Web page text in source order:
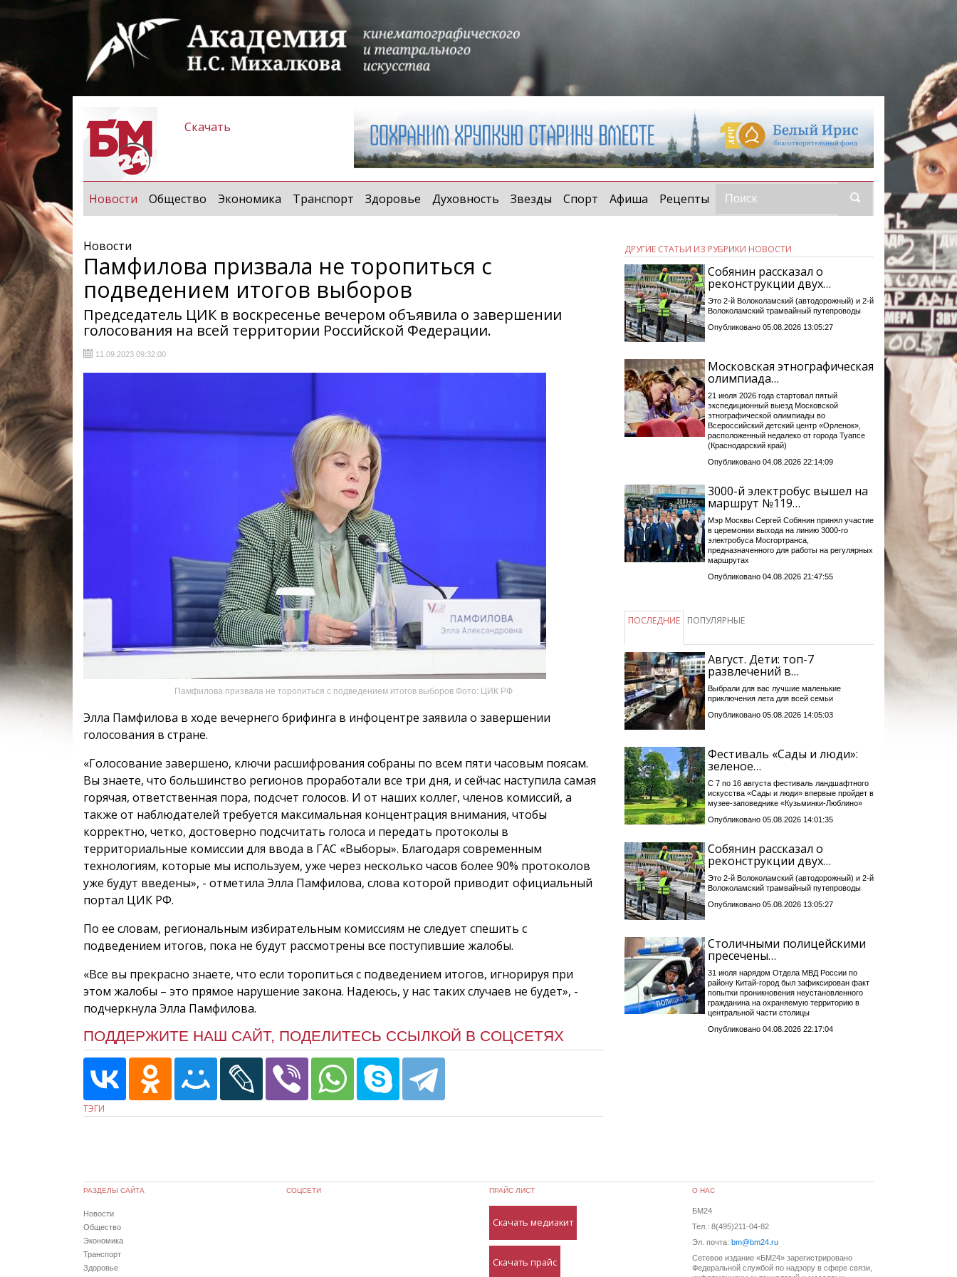
Скачать
Новости (current)
Общество Экономика Транспорт Здоровье Духовность Звезды Спорт Афиша Рецепты
Новости
Памфилова призвала не торопиться с
подведением итогов выборов
Председатель ЦИК в воскресенье вечером объявила о завершении
голосования на всей территории Российской Федерации.
11.09.2023 09:32:00
Памфилова призвала не торопиться с подведением итогов выборов Фото: ЦИК РФ
Элла Памфилова в ходе вечернего брифинга в инфоцентре заявила о завершении
голосования в стране.
«Голосование завершено, ключи расшифрования собраны по всем пяти часовым поясам.
Вы знаете, что большинство регионов проработали все три дня, и сейчас наступила самая
горячая, ответственная пора, подсчет голосов. И от наших коллег, членов комиссий, а
также от наблюдателей требуется максимальная концентрация внимания, чтобы
корректно, четко, достоверно подсчитать голоса и передать протоколы в
территориальные комиссии для ввода в ГАС «Выборы». Благодаря современным
технологиям, которые мы используем, уже через несколько часов более 90% протоколов
уже будут введены», - отметила Элла Памфилова, слова которой приводит официальный
портал ЦИК РФ.
По ее словам, региональным избирательным комиссиям не следует спешить с
подведением итогов, пока не будут рассмотрены все поступившие жалобы.
«Все вы прекрасно знаете, что если торопиться с подведением итогов, игнорируя при
этом жалобы – это прямое нарушение закона. Надеюсь, у нас таких случаев не будет», -
подчеркнула Элла Памфилова.
ПОДДЕРЖИТЕ НАШ САЙТ, ПОДЕЛИТЕСЬ ССЫЛКОЙ В СОЦСЕТЯХ
ТЭГИ
ДРУГИЕ СТАТЬИ ИЗ РУБРИКИ НОВОСТИ
Собянин рассказал о
реконструкции двух…
Это 2-й Волоколамский (автодорожный) и 2-й
Волоколамский трамвайный путепроводы
Опубликовано 05.08.2026 13:05:27
Московская этнографическая
олимпиада…
21 июля 2026 года стартовал пятый
экспедиционный выезд Московской
этнографической олимпиады во
Всероссийский детский центр «Орленок»,
расположенный недалеко от города Туапсе
(Краснодарский край)
Опубликовано 04.08.2026 22:14:09
3000-й электробус вышел на
маршрут №119…
Мэр Москвы Сергей Собянин принял участие
в церемонии выхода на линию 3000-го
электробуса Мосгортранса,
предназначенного для работы на регулярных
маршрутах
Опубликовано 04.08.2026 21:47:55
ПОСЛЕДНИЕ ПОПУЛЯРНЫЕ
Август. Дети: топ-7
развлечений в…
Выбрали для вас лучшие маленькие
приключения лета для всей семьи
Опубликовано 05.08.2026 14:05:03
Фестиваль «Сады и люди»:
зеленое…
С 7 по 16 августа фестиваль ландшафтного
искусства «Сады и люди» впервые пройдет в
музее-заповеднике «Кузьминки-Люблино»
Опубликовано 05.08.2026 14:01:35
Собянин рассказал о
реконструкции двух…
Это 2-й Волоколамский (автодорожный) и 2-й
Волоколамский трамвайный путепроводы
Опубликовано 05.08.2026 13:05:27
Столичными полицейскими
пресечены…
31 июля нарядом Отдела МВД России по
району Китай-город был зафиксирован факт
попытки проникновения неустановленного
гражданина на охраняемую территорию в
центральной части столицы
Опубликовано 04.08.2026 22:17:04
РАЗДЕЛЫ САЙТА
Новости
Общество
Экономика
Транспорт
Здоровье
СОЦСЕТИ ПРАЙС ЛИСТ
Скачать медиакит
Скачать прайс
О НАС
БМ24
Тел.: 8(495)211-04-82
Эл. почта: bm@bm24.ru
Сетевое издание «БМ24» зарегистрировано
Федеральной службой по надзору в сфере связи,